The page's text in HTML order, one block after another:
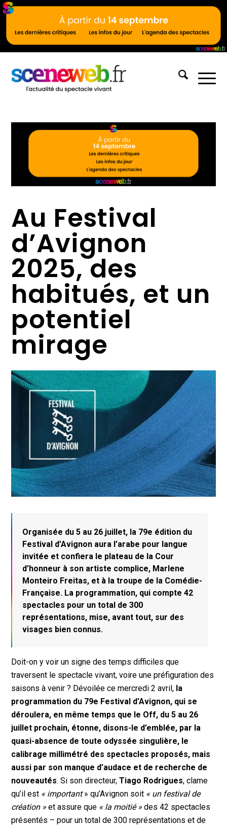
Au Festival
d’Avignon
2025, des
habitués, et un
potentiel
mirage
Organisée du 5 au 26 juillet, la 79e édition du
Festival d’Avignon aura l’arabe pour langue
invitée et confiera le plateau de la Cour
d’honneur à son artiste complice, Marlene
Monteiro Freitas, et à la troupe de la Comédie-
Française. La programmation, qui compte 42
spectacles pour un total de 300
représentations, mise, avant tout, sur des
visages bien connus.
Doit-on y voir un signe des temps difficiles que
traversent le spectacle vivant, voire une préfiguration des
saisons à venir ? Dévoilée ce mercredi 2 avril, la
programmation du 79e Festival d’Avignon, qui se
déroulera, en même temps que le Off, du 5 au 26
juillet prochain, étonne, disons-le d’emblée, par la
quasi-absence de toute odyssée singulière, le
calibrage millimétré des spectacles proposés, mais
aussi par son manque d’audace et de recherche de
nouveautés. Si son directeur,Tiago Rodrigues, clame
qu’il est « important» qu’Avignon soit « un festival de
création » et assure que « la moitié » des 42 spectacles
présentés – pour un total de 300 représentations et de